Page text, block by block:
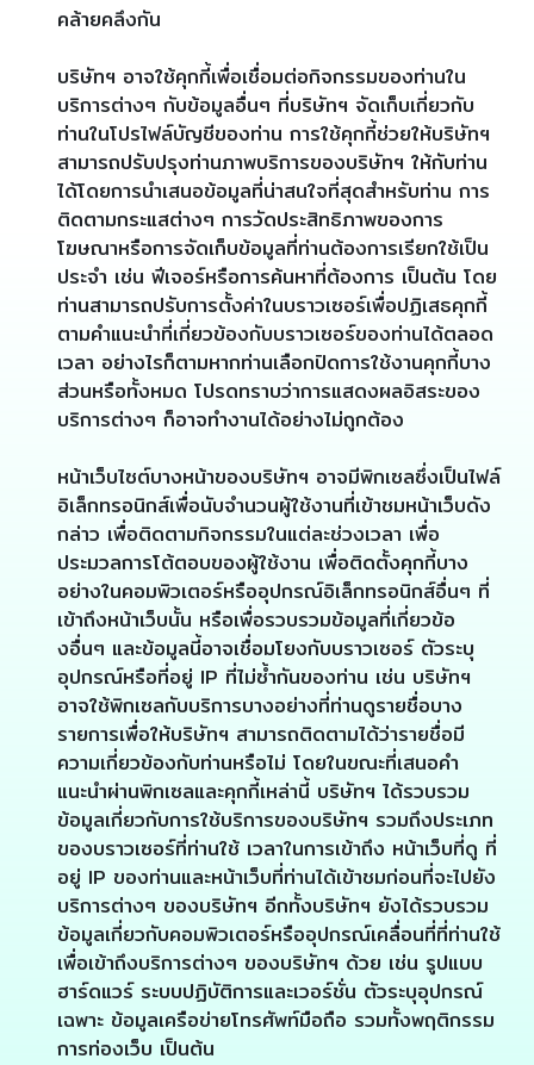
คล้ายคลึงกัน
บริษัทฯ อาจใช้คุกกี้เพื่อเชื่อมต่อกิจกรรมของท่านใน
บริการต่างๆ กับข้อมูลอื่นๆ ที่บริษัทฯ จัดเก็บเกี่ยวกับ
ท่านในโปรไฟล์บัญชีของท่าน การใช้คุกกี้ช่วยให้บริษัทฯ
สามารถปรับปรุงท่านภาพบริการของบริษัทฯ ให้กับท่าน
ได้โดยการนำเสนอข้อมูลที่น่าสนใจที่สุดสำหรับท่าน การ
ติดตามกระแสต่างๆ การวัดประสิทธิภาพของการ
โฆษณาหรือการจัดเก็บข้อมูลที่ท่านต้องการเรียกใช้เป็น
ประจำ เช่น ฟีเจอร์หรือการค้นหาที่ต้องการ เป็นต้น โดย
ท่านสามารถปรับการตั้งค่าในบราวเซอร์เพื่อปฏิเสธคุกกี้
ตามคำแนะนำที่เกี่ยวข้องกับบราวเซอร์ของท่านได้ตลอด
เวลา อย่างไรก็ตามหากท่านเลือกปิดการใช้งานคุกกี้บาง
ส่วนหรือทั้งหมด โปรดทราบว่าการแสดงผลอิสระของ
บริการต่างๆ ก็อาจทำงานได้อย่างไม่ถูกต้อง
หน้าเว็บไซต์บางหน้าของบริษัทฯ อาจมีพิกเซลซึ่งเป็นไฟล์
อิเล็กทรอนิกส์เพื่อนับจำนวนผู้ใช้งานที่เข้าชมหน้าเว็บดัง
กล่าว เพื่อติดตามกิจกรรมในแต่ละช่วงเวลา เพื่อ
ประมวลการโต้ตอบของผู้ใช้งาน เพื่อติดตั้งคุกกี้บาง
อย่างในคอมพิวเตอร์หรืออุปกรณ์อิเล็กทรอนิกส์อื่นๆ ที่
เข้าถึงหน้าเว็บนั้น หรือเพื่อรวบรวมข้อมูลที่เกี่ยวข้อ
งอื่นๆ และข้อมูลนี้อาจเชื่อมโยงกับบราวเซอร์ ตัวระบุ
อุปกรณ์หรือที่อยู่ IP ที่ไม่ซ้ำกันของท่าน เช่น บริษัทฯ
อาจใช้พิกเซลกับบริการบางอย่างที่ท่านดูรายชื่อบาง
รายการเพื่อให้บริษัทฯ สามารถติดตามได้ว่ารายชื่อมี
ความเกี่ยวข้องกับท่านหรือไม่ โดยในขณะที่เสนอคำ
แนะนำผ่านพิกเซลและคุกกี้เหล่านี้ บริษัทฯ ได้รวบรวม
ข้อมูลเกี่ยวกับการใช้บริการของบริษัทฯ รวมถึงประเภท
ของบราวเซอร์ที่ท่านใช้ เวลาในการเข้าถึง หน้าเว็บที่ดู ที่
อยู่ IP ของท่านและหน้าเว็บที่ท่านได้เข้าชมก่อนที่จะไปยัง
บริการต่างๆ ของบริษัทฯ อีกทั้งบริษัทฯ ยังได้รวบรวม
ข้อมูลเกี่ยวกับคอมพิวเตอร์หรืออุปกรณ์เคลื่อนที่ที่ท่านใช้
เพื่อเข้าถึงบริการต่างๆ ของบริษัทฯ ด้วย เช่น รูปแบบ
ฮาร์ดแวร์ ระบบปฏิบัติการและเวอร์ชั่น ตัวระบุอุปกรณ์
เฉพาะ ข้อมูลเครือข่ายโทรศัพท์มือถือ รวมทั้งพฤติกรรม
การท่องเว็บ เป็นต้น